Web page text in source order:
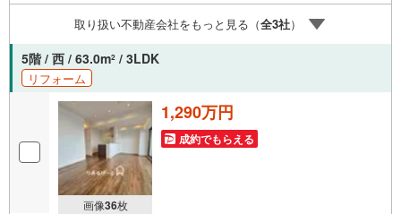
ご相談ください！営業スタッフがご自宅に伺って送迎致し
ます！【リフォーム相談】資格を持った専門スタッフがお
悩みに合わせてお話をうかがい、お客さまにぴったりの提
案を行います！■その他:物件相談、住宅ローン相談、ご質
問、気になること、何でもお気軽にご相談ください！
取り扱い不動産会社をもっと見る（全3社）
5階 / 西 / 63.0m2 / 3LDK
リフォーム
画像36枚
1,290万円
成約でもらえる